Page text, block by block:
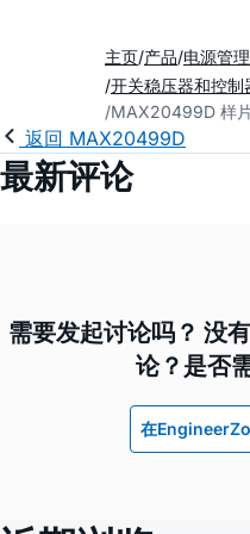
主页 产品 电源管理
开关稳压器和控制
MAX20499D 样
返回 MAX20499D
最新评论
需要发起讨论吗？ 没
论？是否
在